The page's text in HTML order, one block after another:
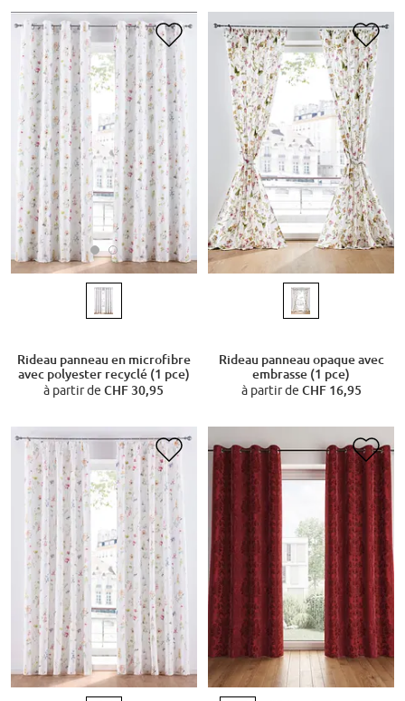
Rideau panneau en microfibre
avec polyester recyclé (1 pce)
à partir deCHF 30,95
Rideau panneau opaque avec
embrasse (1 pce)
à partir de CHF 16,95